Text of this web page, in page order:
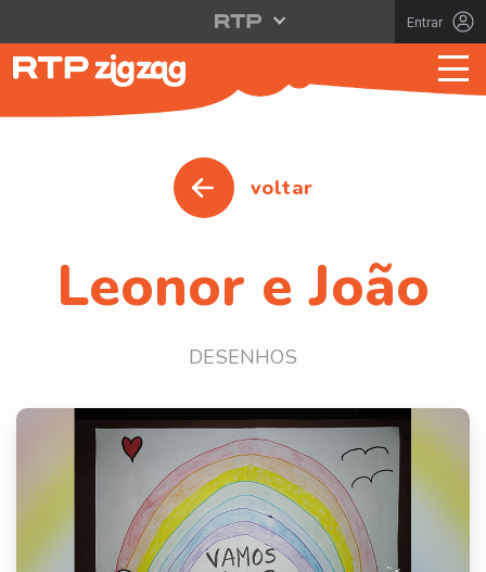
Entrar
voltar
Leonor e João
DESENHOS